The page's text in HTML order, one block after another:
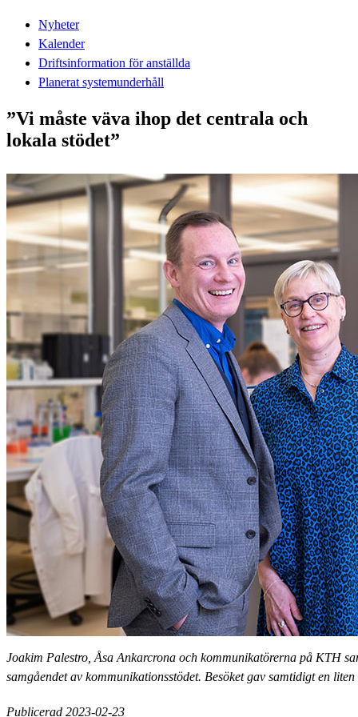
Nyheter
Kalender
Driftsinformation för anställda
Planerat systemunderhåll
”Vi måste väva ihop det centrala och
lokala stödet”
Joakim Palestro, Åsa Ankarcrona och kommunikatörerna på KTH
samgåendet av kommunikationsstödet. Besöket gav samtidigt en
Publicerad 2023-02-23